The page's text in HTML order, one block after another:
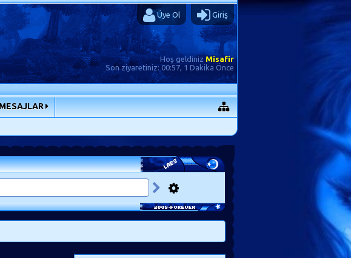
Üye Ol Giriş
Hoş geldiniz Misafir
Son ziyaretiniz:00:57, 1 Dakika Önce